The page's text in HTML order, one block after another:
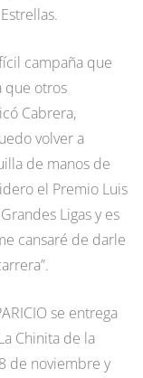
campaña que
que otros
Cabrera,
volver a
de manos de
el Premio Luis
Ligas y es
cansaré de darle
se entrega
Chinita de la
de noviembre y